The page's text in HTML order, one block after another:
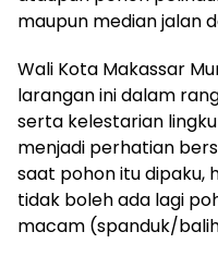
maupun median jalan
Wali Kota Makassar
larangan ini dalam
serta kelestarian
menjadi perhatian
saat pohon itu dipaku,
tidak boleh ada lagi
macam (spanduk/